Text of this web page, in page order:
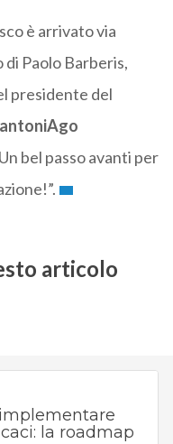
è arrivato via
Paolo Barberis,
presidente del
bel passo avanti per
articolo
la roadmap